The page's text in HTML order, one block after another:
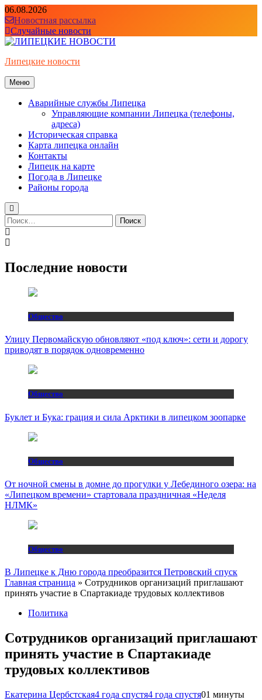
Перейти
к
содержимому
06.08.2026
Новостная рассылка
Случайные новости
Липецкие новости
Меню
Аварийные службы Липецка
Управляющие компании Липецка (телефоны,
адреса)
Историческая справка
Карта липецка онлайн
Контакты
Липецк на карте
Погода в Липецке
Районы города
Найти:
Последние новости
Общество
Улицу Первомайскую обновляют «под ключ»: сети и дорогу
приводят в порядок одновременно
Общество
Буклет и Бука: грация и сила Арктики в липецком зоопарке
Общество
От ночной смены в домне до прогулки у Лебединого озера: на
«Липецком времени» стартовала праздничная «Неделя
НЛМК»
Общество
В Липецке к Дню города преобразится Петровский спуск
Главная страница » Сотрудников организаций приглашают
принять участие в Спартакиаде трудовых коллективов
Политика
Сотрудников организаций приглашают
принять участие в Спартакиаде
трудовых коллективов
Екатерина Цербстская4 года спустя4 года спустя01 минуты